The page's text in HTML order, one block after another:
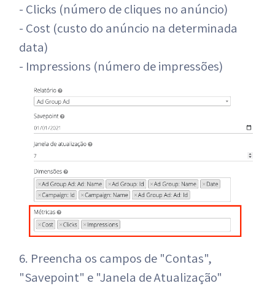
- Clicks (número de cliques no anúncio)
- Cost (custo do anúncio na determinada
data)
- Impressions (número de impressões)
6. Preencha os campos de "Contas",
"Savepoint" e "Janela de Atualização"